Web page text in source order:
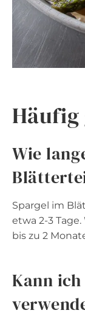
Häufig
Wie
Spargel im
etwa 2-3
bis zu 2
Kann